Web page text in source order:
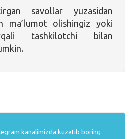
savollar yuzasidan
ma’lumot olishingiz yoki
tashkilotchi bilan
kanalimizda kuzatib boring